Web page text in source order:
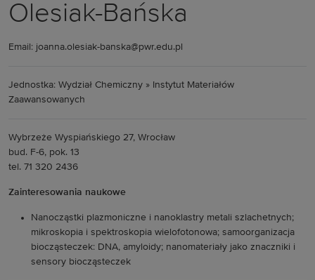
Olesiak-Bańska
Email: joanna.olesiak-banska@pwr.edu.pl
Jednostka: Wydział Chemiczny » Instytut Materiałów
Zaawansowanych
Wybrzeże Wyspiańskiego 27, Wrocław
bud. F-6, pok. 13
tel. 71 320 2436
Zainteresowania naukowe
Nanocząstki plazmoniczne i nanoklastry metali szlachetnych;
mikroskopia i spektroskopia wielofotonowa; samoorganizacja
biocząsteczek: DNA, amyloidy; nanomateriały jako znaczniki i
sensory biocząsteczek